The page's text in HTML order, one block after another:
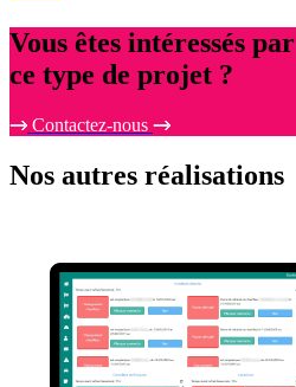
Vous êtes intéressés par
ce type de projet ?
Contactez-nous
Nos autres réalisations